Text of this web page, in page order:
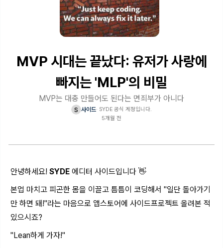
MVP 시대는 끝났다: 유저가 사랑에
빠지는 'MLP'의 비밀
MVP는 대충 만들어도 된다는 면죄부가 아니다
s 사이드· SYDE 공식 계정입니다.
5개월 전
안녕하세요! SYDE 에디터 사이드입니다 👋
본업 마치고 피곤한 몸을 이끌고 틈틈이 코딩해서 "일단 돌아가기
만 하면 돼!"라는 마음으로 앱스토어에 사이드프로젝트 올려본 적
있으시죠?
"Lean하게 가자!"